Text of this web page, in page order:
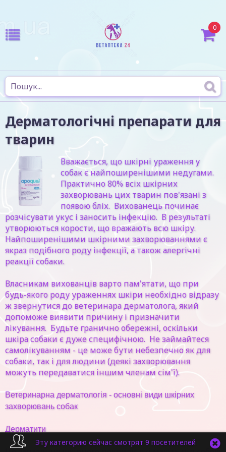
0
Дерматологічні препарати для
тварин
Вважається, що шкірні ураження у
собак є найпоширенішими недугами.
Практично 80% всіх шкірних
захворювань цих тварин пов'язані з
появою бліх. Вихованець починає
розчісувати укус і заносить інфекцію. В результаті
утворюються корости, що вражають всю шкіру.
Найпоширенішими шкірними захворюваннями є
якраз подібного роду інфекції, а також алергічні
реакції собаки.
Власникам вихованців варто пам'ятати, що при
будь-якого роду ураженнях шкіри необхідно відразу
ж звернутися до ветеринара дерматолога, який
допоможе виявити причину і призначити
лікування. Будьте гранично обережні, оскільки
шкіра собаки є дуже специфічною. Не займайтеся
самолікуванням - це може бути небезпечно як для
собаки, так і для людини (деякі захворювання
можуть передаватися іншим членам сім'ї).
Ветеринарна дерматологія - основні види шкірних
захворювань собак
Дерматити
Эту категорию сейчас смотрят 9 посетителей